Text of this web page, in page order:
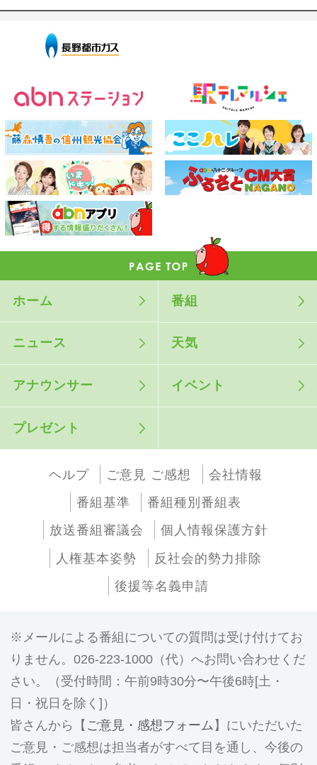
ホーム 番組
ニュース 天気
アナウンサー イベント
プレゼント
ヘルプ ご意見 ご感想
会社情報
番組基準
番組種別番組表
放送番組審議会
個人情報保護方針
人権基本姿勢
反社会的勢力排除
後援等名義申請
メールによる番組についての質問は受け付けてお
りません。026-223-1000（代）へお問い合わせくだ
さい。（受付時間：午前9時30分〜午後6時[土・
日・祝日を除く]）
皆さんから【 ご意見・感想フォーム 】にいただいた
ご意見・ご感想は担当者がすべて目を通し、今後の